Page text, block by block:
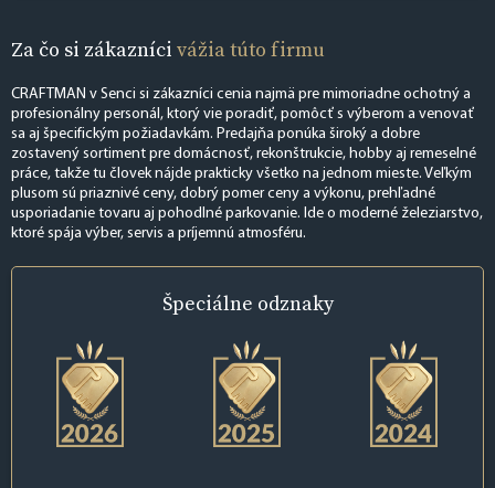
Za čo si zákazníci vážia túto firmu
CRAFTMAN v Senci si zákazníci cenia najmä pre mimoriadne ochotný a
profesionálny personál, ktorý vie poradiť, pomôcť s výberom a venovať
sa aj špecifickým požiadavkám. Predajňa ponúka široký a dobre
zostavený sortiment pre domácnosť, rekonštrukcie, hobby aj remeselné
práce, takže tu človek nájde prakticky všetko na jednom mieste. Veľkým
plusom sú priaznivé ceny, dobrý pomer ceny a výkonu, prehľadné
usporiadanie tovaru aj pohodlné parkovanie. Ide o moderné železiarstvo,
ktoré spája výber, servis a príjemnú atmosféru.
Špeciálne odznaky